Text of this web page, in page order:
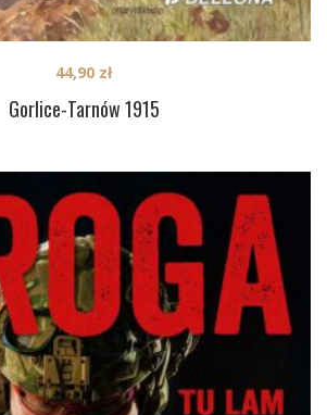
Gorlice-Tarnów 1915
44,90 zł